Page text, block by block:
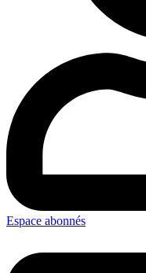
Espace abonnés